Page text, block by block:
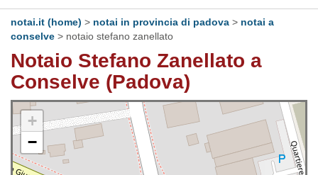
notai.it (home) > notai in provincia di padova > notai a
conselve > notaio stefano zanellato
Notaio Stefano Zanellato a
Conselve (Padova)
+
−